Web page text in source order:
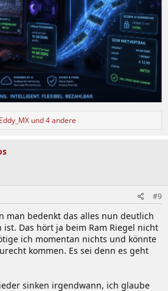
Eddy_MX und 4 andere
#9
man bedenkt das alles nun deutlich
Das hört ja beim Ram Riegel nicht
ich momentan nichts und könnte
kommen. Es sei denn es geht
sinken irgendwann, ich glaube